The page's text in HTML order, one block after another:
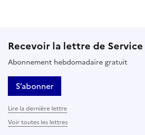
Recevoir la lettre de
Abonnement hebdomadaire gratuit
S’abonner
Lire la dernière lettre
Voir toutes les lettres